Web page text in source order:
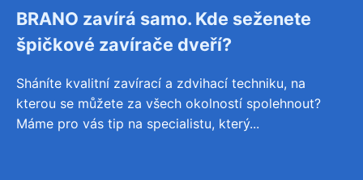
BRANO zavírá samo. Kde seženete
špičkové zavírače dveří?
Sháníte kvalitní zavírací a zdvihací techniku, na
kterou se můžete za všech okolností spolehnout?
Máme pro vás tip na specialistu, který...